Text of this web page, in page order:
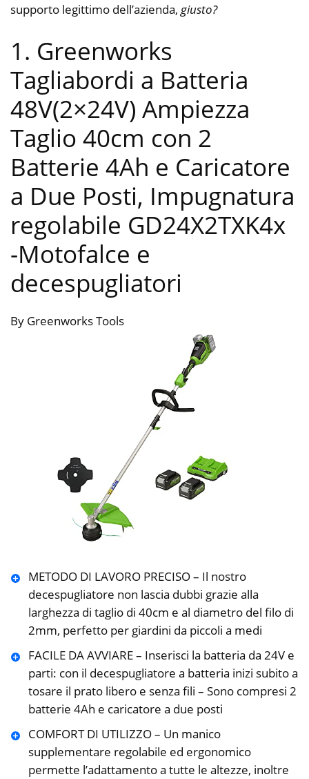
supporto legittimo dell’azienda, giusto?
1. Greenworks
Tagliabordi a Batteria
48V(2×24V) Ampiezza
Taglio 40cm con 2
Batterie 4Ah e Caricatore
a Due Posti, Impugnatura
regolabile GD24X2TXK4x
-Motofalce e
decespugliatori
By Greenworks Tools
METODO DI LAVORO PRECISO – Il nostro
decespugliatore non lascia dubbi grazie alla
larghezza di taglio di 40cm e al diametro del filo di
2mm, perfetto per giardini da piccoli a medi
FACILE DA AVVIARE – Inserisci la batteria da 24V e
parti: con il decespugliatore a batteria inizi subito a
tosare il prato libero e senza fili – Sono compresi 2
batterie 4Ah e caricatore a due posti
COMFORT DI UTILIZZO – Un manico
supplementare regolabile ed ergonomico
permette l’adattamento a tutte le altezze, inoltre